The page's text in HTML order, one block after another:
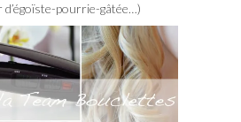
pourrie-gâtée…)